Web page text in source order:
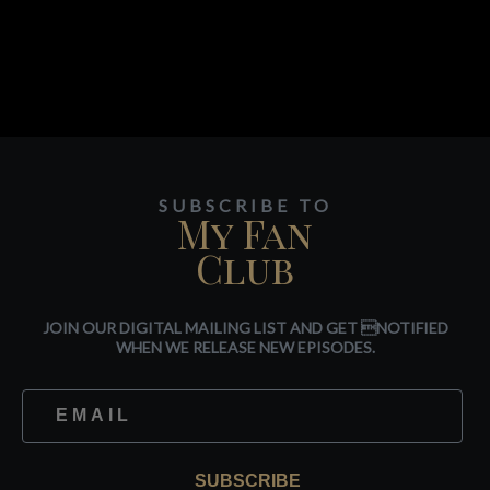
SUBSCRIBE TO
My Fan
Club
JOIN OUR DIGITAL MAILING LIST AND GET NOTIFIED
WHEN WE RELEASE NEW EPISODES.
SUBSCRIBE